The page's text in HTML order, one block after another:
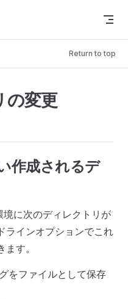
Return to top
の変更
作成されるデ
に次のディレクトリが
ラインオプションでこれ
す。
をファイルとして保存